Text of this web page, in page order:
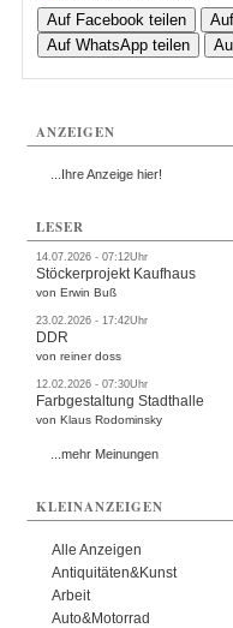
Auf Facebook teilen
Auf WhatsApp teilen
ANZEIGEN
...Ihre Anzeige hier!
LESER
14.07.2026 - 07:12Uhr
Stöckerprojekt Kaufhaus
von Erwin Buß
23.02.2026 - 17:42Uhr
DDR
von reiner doss
12.02.2026 - 07:30Uhr
Farbgestaltung Stadthalle
von Klaus Rodominsky
...mehr Meinungen
KLEINANZEIGEN
Alle Anzeigen
Antiquitäten&Kunst
Arbeit
Auto&Motorrad